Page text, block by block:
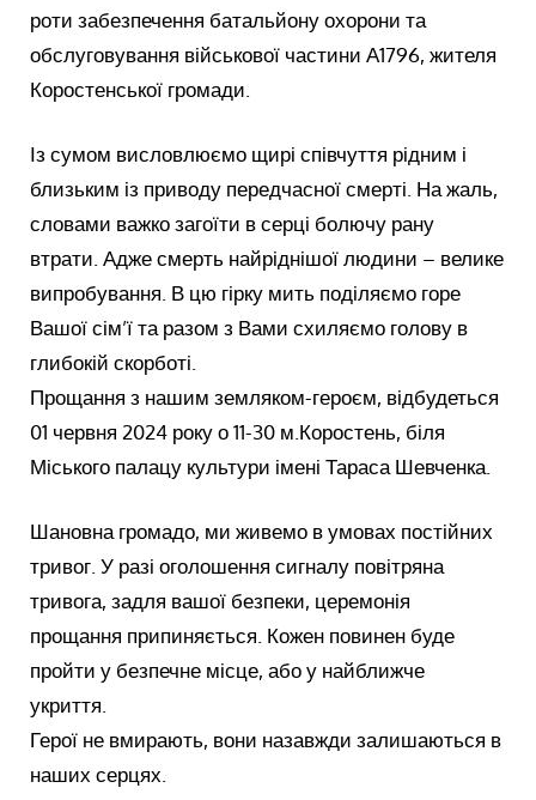
роти забезпечення батальйону охорони та
обслуговування військової частини А1796, жителя
Коростенської громади.
Із сумом висловлюємо щирі співчуття рідним і
близьким із приводу передчасної смерті. На жаль,
словами важко загоїти в серці болючу рану
втрати. Адже смерть найріднішої людини – велике
випробування. В цю гірку мить поділяємо горе
Вашої сім’ї та разом з Вами схиляємо голову в
глибокій скорботі.
Прощання з нашим земляком-героєм, відбудеться
01 червня 2024 року о 11-30 м.Коростень, біля
Міського палацу культури імені Тараса Шевченка.
Шановна громадо, ми живемо в умовах постійних
тривог. У разі оголошення сигналу повітряна
тривога, задля вашої безпеки, церемонія
прощання припиняється. Кожен повинен буде
пройти у безпечне місце, або у найближче
укриття.
Герої не вмирають, вони назавжди залишаються в
наших серцях.